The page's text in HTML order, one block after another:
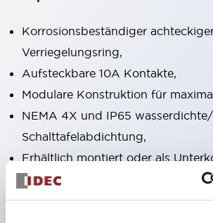
Korrosionsbeständiger
Verriegelungsring,
Aufsteckbare 10A Kontakte,
Modulare Konstruktion für
NEMA 4X und IP65
Schalttafelabdichtung,
Erhältlich montiert oder als
UL gelistet, CSA zertifiziert, TUV
CE gekennzeichnet